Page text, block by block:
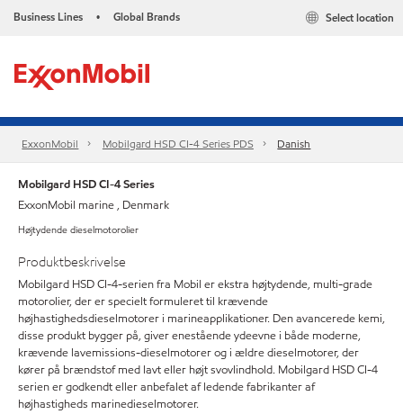
Business Lines • Global Brands Select location
ExxonMobil Mobilgard HSD CI-4 Series​ PDS Danish
Mobilgard HSD CI-4 Series​
ExxonMobil marine , Denmark
Højtydende dieselmotorolier
Produktbeskrivelse
Mobilgard HSD CI-4-serien fra Mobil er ekstra højtydende, multi-grade
motorolier, der er specielt formuleret til krævende
højhastighedsdieselmotorer i marineapplikationer. Den avancerede kemi,
disse produkt bygger på, giver enestående ydeevne i både moderne,
krævende lavemissions-dieselmotorer og i ældre dieselmotorer, der
kører på brændstof med lavt eller højt svovlindhold. Mobilgard HSD CI-4
serien er godkendt eller anbefalet af ledende fabrikanter af
højhastigheds marinedieselmotorer.